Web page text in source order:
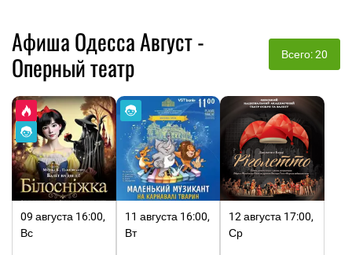
Афиша Одесса Август -
Оперный театр
Всего: 20
09 августа 16:00,
Вс
11 августа 16:00,
Вт
12 августа 17:00,
Ср